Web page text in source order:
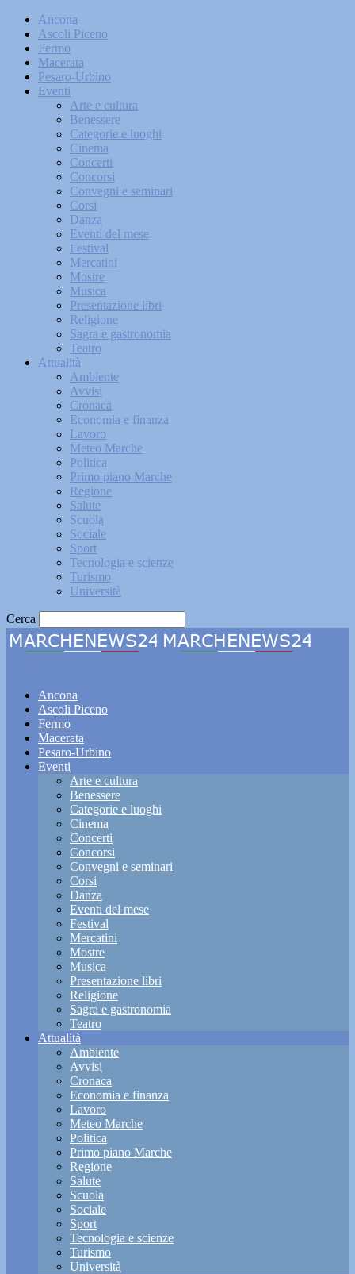
Ancona
Ascoli Piceno
Fermo
Macerata
Pesaro-Urbino
Eventi
Arte e cultura
Benessere
Categorie e luoghi
Cinema
Concerti
Concorsi
Convegni e seminari
Corsi
Danza
Eventi del mese
Festival
Mercatini
Mostre
Musica
Presentazione libri
Religione
Sagra e gastronomia
Teatro
Attualità
Ambiente
Avvisi
Cronaca
Economia e finanza
Lavoro
Meteo Marche
Politica
Primo piano Marche
Regione
Salute
Scuola
Sociale
Sport
Tecnologia e scienze
Turismo
Università
Cerca
Ancona
Ascoli Piceno
Fermo
Macerata
Pesaro-Urbino
Eventi
Arte e cultura
Benessere
Categorie e luoghi
Cinema
Concerti
Concorsi
Convegni e seminari
Corsi
Danza
Eventi del mese
Festival
Mercatini
Mostre
Musica
Presentazione libri
Religione
Sagra e gastronomia
Teatro
Attualità
Ambiente
Avvisi
Cronaca
Economia e finanza
Lavoro
Meteo Marche
Politica
Primo piano Marche
Regione
Salute
Scuola
Sociale
Sport
Tecnologia e scienze
Turismo
Università